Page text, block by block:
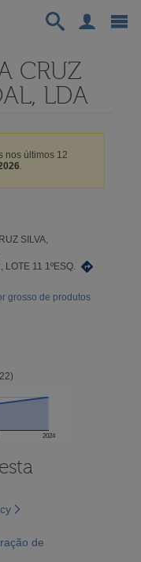
CRUZ
LDA
nos últimos 12
.
SILVA,
LOTE 11 1ºESQ.
grosso de produtos
2024
de